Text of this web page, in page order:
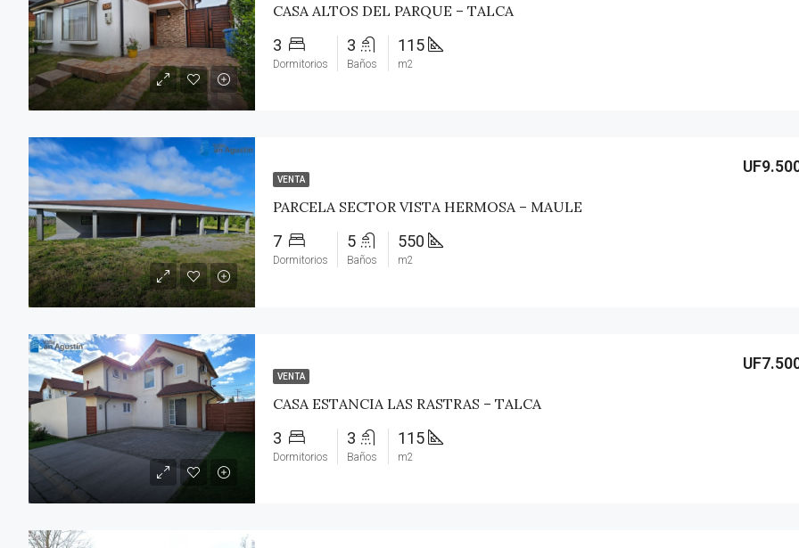
CASA ALTOS DEL PARQUE – TALCA
3
Dormitorios
3
Baños
115
m2
VENTA
PARCELA SECTOR VISTA HERMOSA – MAULE
7
Dormitorios
5
Baños
550
m2
VENTA
CASA ESTANCIA LAS RASTRAS – TALCA
3
Dormitorios
3
Baños
115
m2